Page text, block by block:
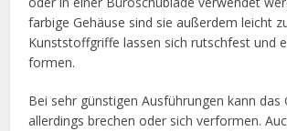
farbige Gehäuse sind sie außerdem leicht
Kunststoffgriffe lassen sich rutschfest und
formen.
Bei sehr günstigen Ausführungen kann das
allerdings brechen oder sich verformen.